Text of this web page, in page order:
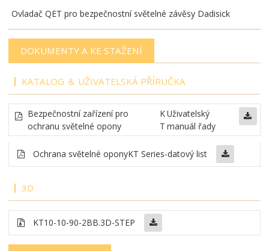
Ovladač QET pro bezpečnostní světelné závěsy Dadisick
DOKUMENTY A KE STAŽENÍ
KATALOG ＆ UŽIVATELSKÁ PŘÍRUČKA
Bezpečnostní zařízení pro
ochranu světelné opony
K
T
Uživatelský
manuál řady
Ochrana světelné oponyKT Series-datový list
3D
KT10-10-90-2BB.3D-STEP